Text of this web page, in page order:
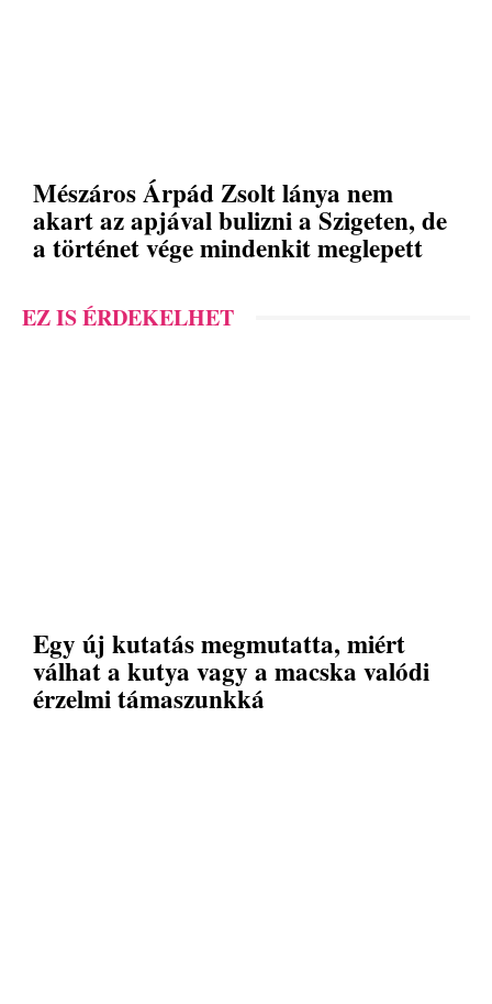
Mészáros Árpád Zsolt lánya nem
akart az apjával bulizni a Szigeten, de
a történet vége mindenkit meglepett
EZ IS ÉRDEKELHET
Egy új kutatás megmutatta, miért
válhat a kutya vagy a macska valódi
érzelmi támaszunkká